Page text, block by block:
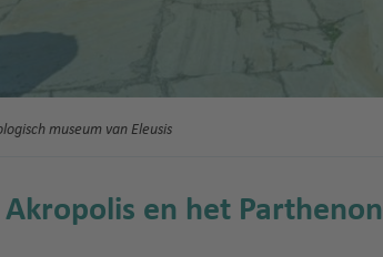
museum van Eleusis
Akropolis en het Parthenon